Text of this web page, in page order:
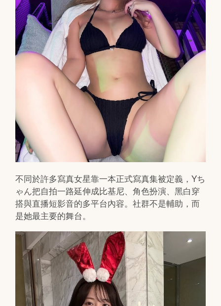
不同於許多寫真女星靠一本正式寫真集被定義，Yち
ゃん把自拍一路延伸成比基尼、角色扮演、黑白穿
搭與直播短影音的多平台內容。社群不是輔助，而
是她最主要的舞台。